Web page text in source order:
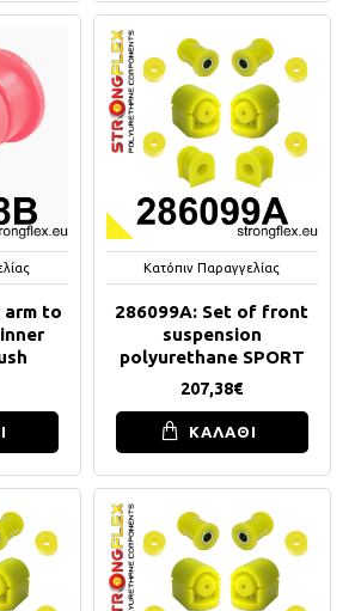
arm to
Κατόπιν Παραγγελίας
286099A: Set of front
suspension
polyurethane SPORT
207,38€
ΚΑΛΑΘΙ